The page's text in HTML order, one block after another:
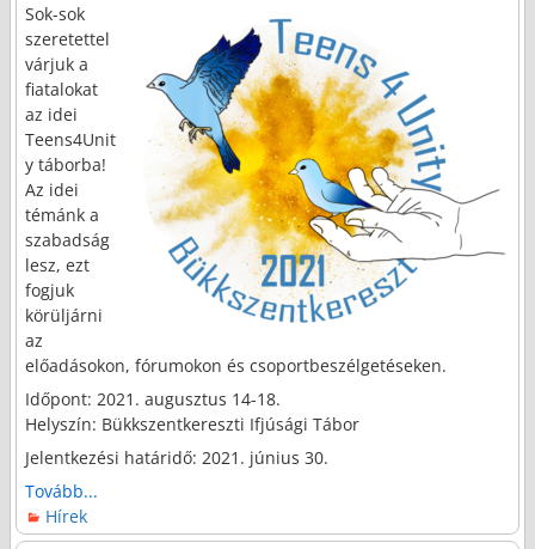
Sok-sok
szeretettel
várjuk a
fiatalokat
az idei
Teens4Unit
y táborba!
Az idei
témánk a
szabadság
lesz, ezt
fogjuk
körüljárni
az
előadásokon, fórumokon és csoportbeszélgetéseken.
Időpont: 2021. augusztus 14-18.
Helyszín: Bükkszentkereszti Ifjúsági Tábor
Jelentkezési határidő: 2021. június 30.
Tovább...
Hírek